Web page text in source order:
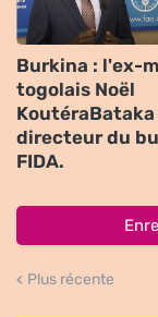
Burkina : l'ex-
togolais Noël
KoutéraBataka
directeur du
FIDA.
Plus récente